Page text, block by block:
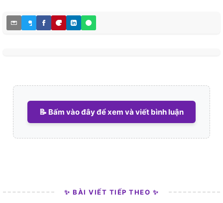
📝 Bấm vào đây để xem và viết bình luận
✨ BÀI VIẾT TIẾP THEO ✨